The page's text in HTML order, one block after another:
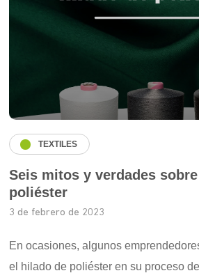
TEXTILES
Seis mitos y verdades
poliéster
3 de febrero de 2023
En ocasiones, algunos
el hilado de poliéster en su proceso